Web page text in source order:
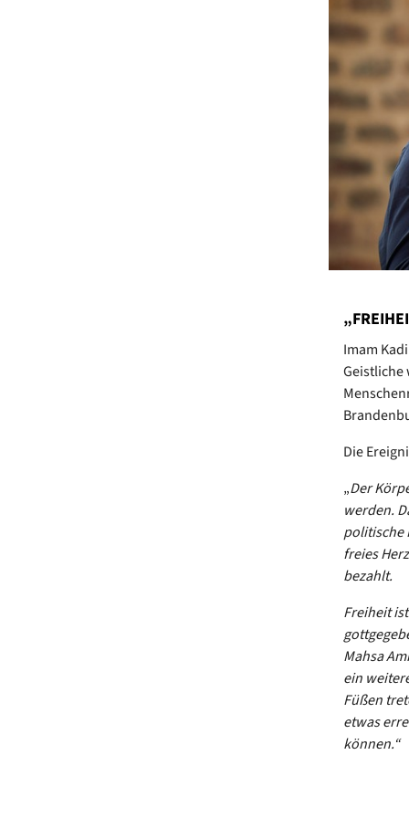
Imam
Geistliche
Die
„Der
werden.
politische
freies
bezahlt.
Freiheit
Mahsa
ein
Füßen
etwas
können.“